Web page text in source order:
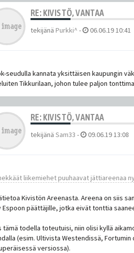
RE: KIVISTÖ, VANTAA
tekijänä Purkki^ - 06.06.19 10:41
seudulla kannata yksittäisen kaupungin
Tikkurilaan, johon tulee paljon
RE: KIVISTÖ, VANTAA
tekijänä Sam33 - 09.06.19 13:08
liikemiehet puuhaavat jättiareenaa
Kivistön Areenasta. Areena on siis
Espoon päättäjille, jotka eivät tonttia
tämä todella toteutuisi, niin olisi kyllä
(esim. Ultivista Westendissä,
versiossa).